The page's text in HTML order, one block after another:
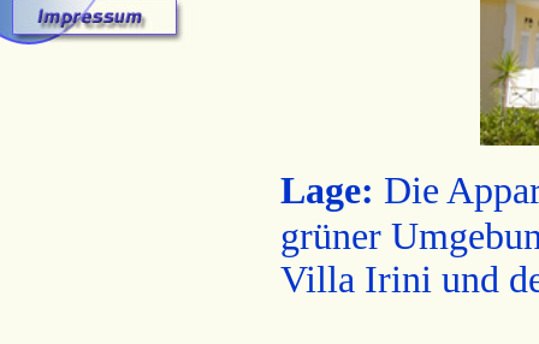
Lage: Die
grüner
Villa Irini und